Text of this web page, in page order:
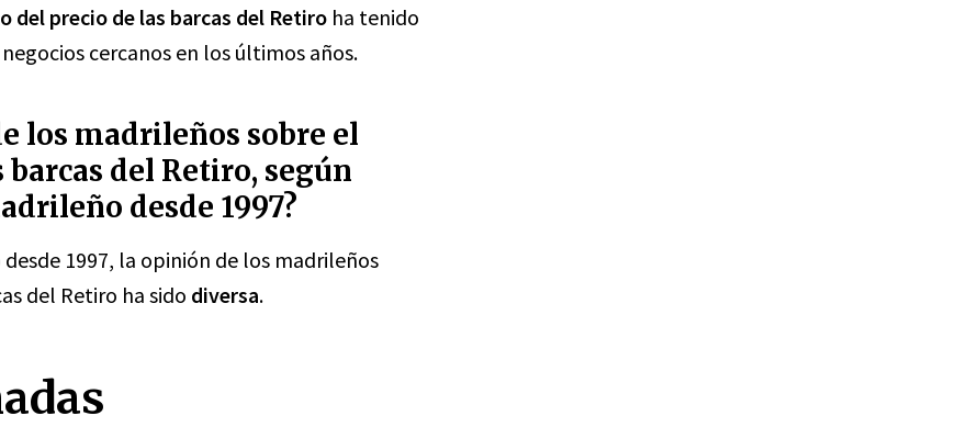
del precio de las barcas del Retiro ha tenido
cercanos en los últimos años.
los madrileños sobre el
del Retiro, según
desde 1997?
1997, la opinión de los madrileños
del Retiro ha sido diversa.